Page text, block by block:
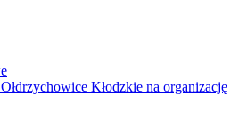
Kłodzkie na organizację